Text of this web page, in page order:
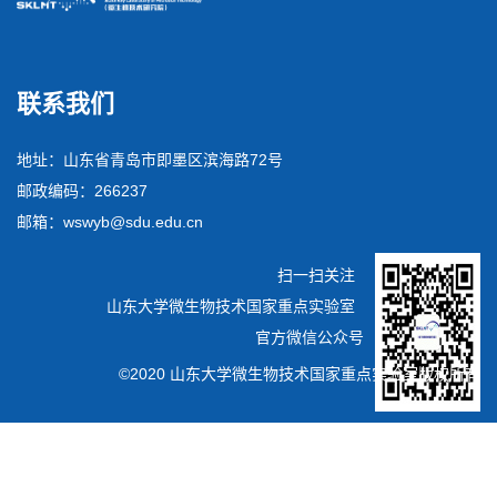
联系我们
地址：山东省青岛市即墨区滨海路72号
邮政编码：266237
邮箱：wswyb@sdu.edu.cn
扫一扫关注
山东大学微生物技术国家重点实验室
官方微信公众号
©2020 山东大学微生物技术国家重点实验室版权所有